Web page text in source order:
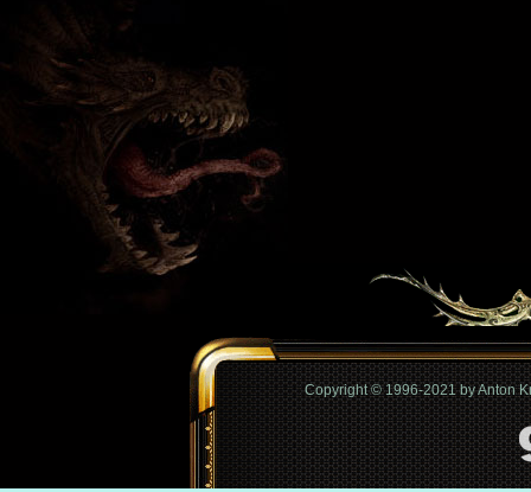
Copyright © 1996-2021 by Anton